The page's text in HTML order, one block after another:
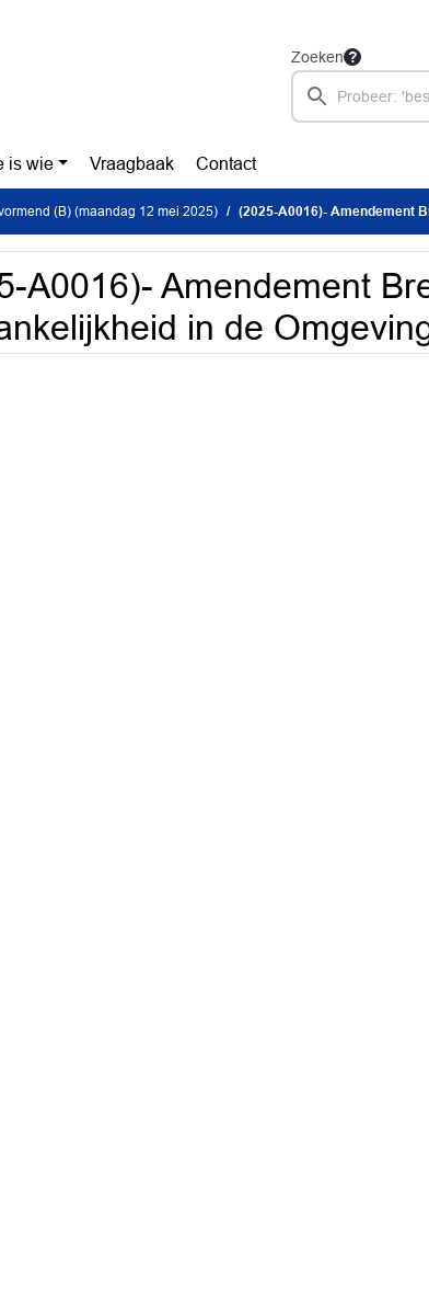
Zoeken
is wie Vraagbaak Contact
(B) (maandag 12 mei 2025) (2025-A0016)- Amendement
A0016)- Amendement
in de